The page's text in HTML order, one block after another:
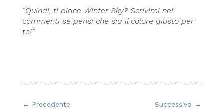
“Quindi, ti piace Winter Sky? Scrivimi nei
commenti se pensi che sia il colore giusto per
te!”
← Precedente Successivo →